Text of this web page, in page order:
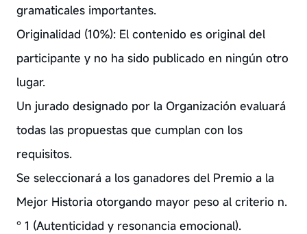
gramaticales importantes.
Originalidad (10%): El contenido es original del
participante y no ha sido publicado en ningún otro
lugar.
Un jurado designado por la Organización evaluará
todas las propuestas que cumplan con los
requisitos.
Se seleccionará a los ganadores del Premio a la
Mejor Historia otorgando mayor peso al criterio n.
° 1 (Autenticidad y resonancia emocional).